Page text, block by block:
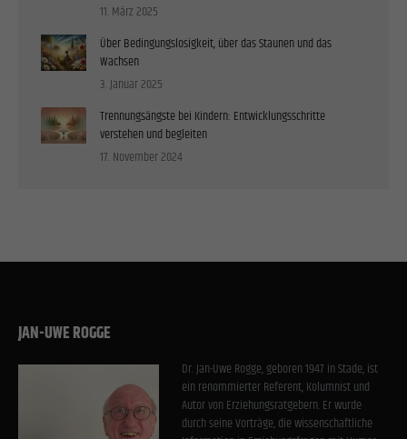
11. März 2025
Über Bedingungslosigkeit, über das Staunen und das
Wachsen
3. Januar 2025
Trennungsängste bei Kindern: Entwicklungsschritte
verstehen und begleiten
17. November 2024
JAN-UWE ROGGE
Dr. Jan-Uwe Rogge, geboren 1947 in Stade, ist
ein renommierter Referent, Kolumnist und
Autor von Erziehungsratgebern. Er wurde
durch seine Vorträge, die wissenschaftliche